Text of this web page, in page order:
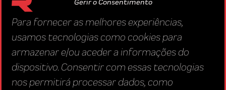
Para fornecer as melhores experiências,
usamos tecnologias como cookies para
armazenar e/ou aceder a informações do
dispositivo. Consentir com essas tecnologias
nos permitirá processar dados, como